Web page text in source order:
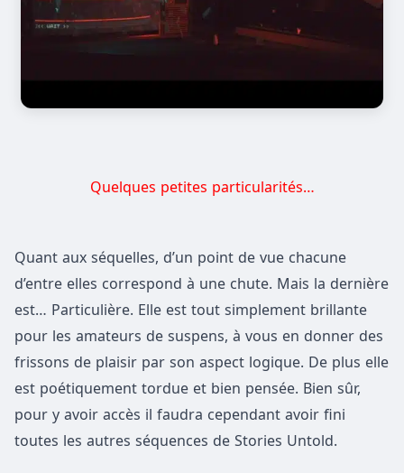
Quelques petites particularités…
Quant aux séquelles, d’un point de vue chacune
d’entre elles correspond à une chute. Mais la dernière
est… Particulière. Elle est tout simplement brillante
pour les amateurs de suspens, à vous en donner des
frissons de plaisir par son aspect logique. De plus elle
est poétiquement tordue et bien pensée. Bien sûr,
pour y avoir accès il faudra cependant avoir fini
toutes les autres séquences de Stories Untold.